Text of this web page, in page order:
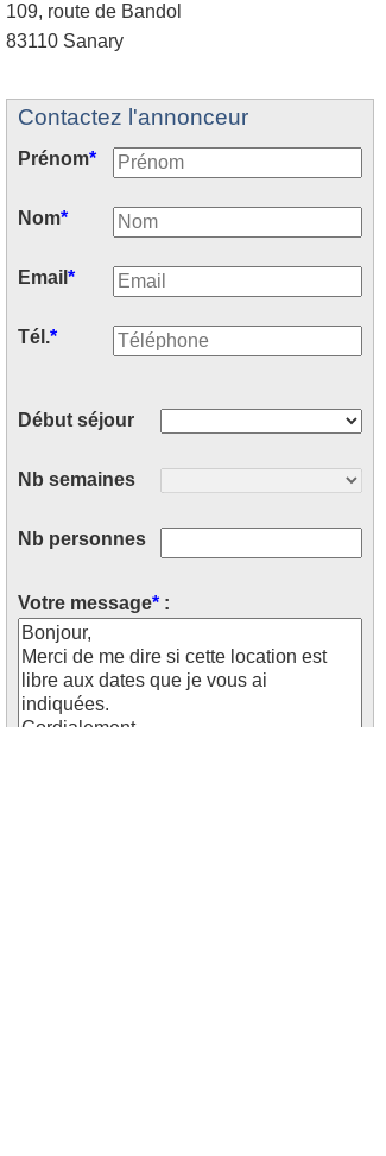
109, route de Bandol
83110 Sanary
Contactez l'annonceur
Prénom*
Nom*
Email *
Tél.*
Début séjour
Nb semaines
Nb personnes
Votre message* :